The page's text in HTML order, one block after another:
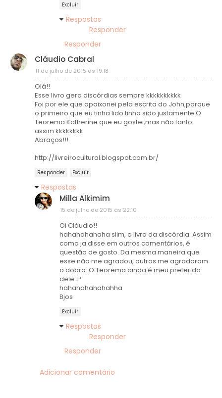
Excluir
Respostas
Responder
Responder
Cláudio Cabral
11 de julho de 2015 às 19:18
Olá!!
Esse livro gera discórdias sempre kkkkkkkkkk
Foi por ele que apaixonei pela escrita do John,porque
o primeiro que eu tinha lido tinha sido justamente O
Teorema Katherine que eu gostei,mas não tanto
assim kkkkkkkk
Abraços!!!
http://livreirocultural.blogspot.com.br/
Responder Excluir
Respostas
Milla Alkimim
15 de julho de 2015 às 22:10
Oi Cláudio!!
hahahahahaha siim, o livro da discórdia. Assim
como ja disse em outros comentários, é
questão de gosto. Da mesma maneira que
esse não me agradou, outros me agradaram
o dobro. O Teorema ainda é meu preferido
dele :P
hahahahahahahha
Bjos
Excluir
Respostas
Responder
Responder
Adicionar comentário